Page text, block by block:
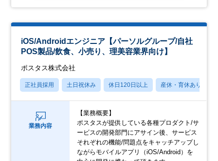
iOS/Androidエンジニア【パーソルグループ/自社
POS製品/飲食、小売り、理美容業界向け】
ポスタス株式会社
正社員採用 土日祝休み 休日120日以上 産休・育休あり
業務内容
【業務概要】
ポスタスが提供している各種プロダクト/サ
ービスの開発部門にアサイン後、サービス
それぞれの機能/問題点をキャッチアップし
ながらモバイルアプリ（iOS/Android）を